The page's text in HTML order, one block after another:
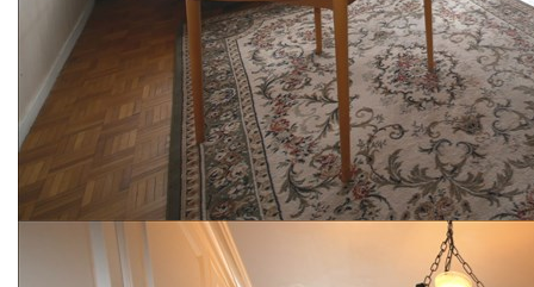
Cellier en annexe
Appartement à rafraîchir mais bénéficiant d'un agréable
agencement.
Nos honoraires Nous contacter
Diagnostics énergétiques